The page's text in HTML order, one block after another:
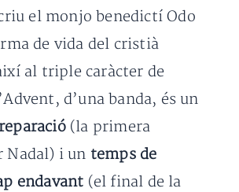
el monjo benedictí Odo
de vida del cristià
al triple caràcter de
d’una banda, és un
(la primera
Nadal) i un temps de
endavant (el final de la